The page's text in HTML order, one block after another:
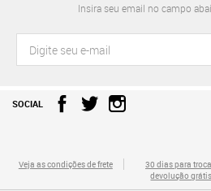
Insira seu email no campo
SOCIAL
Veja as condições de frete
30 dias para
devolução grátis